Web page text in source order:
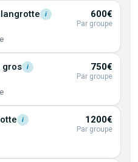
i 600€
Par groupe
gros i 750€
Par groupe
i 1200€
Par groupe